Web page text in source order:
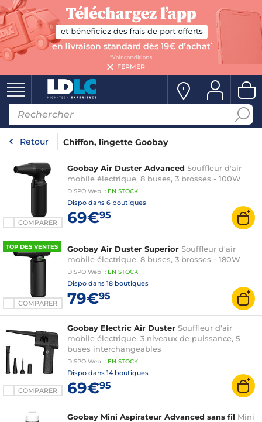
FERMER
Retour Chiffon, lingette Goobay
COMPARER
Goobay Air Duster Advanced Souffleur d'air
mobile électrique, 8 buses, 3 brosses - 100W
DISPO Web : EN STOCK
Dispo dans 6 boutiques
69€95
TOP DES VENTES
COMPARER
Goobay Air Duster Superior Souffleur d'air
mobile électrique, 8 buses, 3 brosses - 180W
DISPO Web : EN STOCK
Dispo dans 18 boutiques
79€95
COMPARER
Goobay Electric Air Duster Souffleur d'air
mobile électrique, 3 niveaux de puissance, 5
buses interchangeables
DISPO Web : EN STOCK
Dispo dans 14 boutiques
69€95
Goobay Mini Aspirateur Advanced sans fil Mini